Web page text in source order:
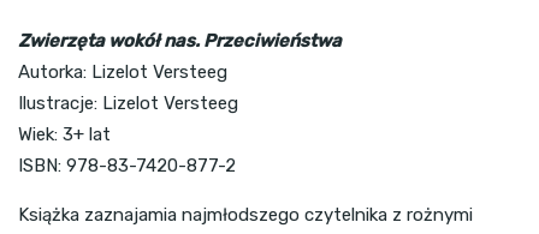
Zwierzęta wokół nas. Przeciwieństwa
Autorka: Lizelot Versteeg
Ilustracje: Lizelot Versteeg
Wiek: 3+ lat
ISBN: 978-83-7420-877-2
Książka zaznajamia najmłodszego czytelnika z rożnymi